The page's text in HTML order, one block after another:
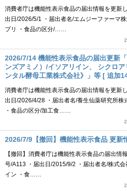
消費者庁は機能性表示食品の届出情報を更新
出日/2026/5/1 ・届出者名/エムジーファーマ
プリ ・食品の区分/……
2026/7/14 機能性表示食品の届出更新
ンズアミノ）/イソアリイン、 シクロ
ンタル酵母工業株式会社》」等 [ 追加
消費者庁は機能性表示食品の届出情報を更新
出日/2026/4/28 ・届出者名/養生仙薬研究所株
・食品の区分/加工食……
2026/7/9【撤回】機能性表示食品 更新
【撤回】消費者庁は機能性表示食品の届出情
号/A113 ・届出日/2015/9/2 ・届出者名/株式
イン ・食……